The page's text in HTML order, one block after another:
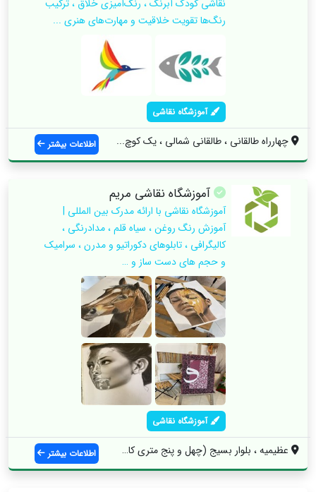
نقاشی کودک آبرنگ ، رنگ‌آمیزی خلاق ، ترکیب
رنگ‌ها تقویت خلاقیت و مهارت‌های هنری ...
آموزشگاه نقاشی
چهارراه طالقانی ، طالقانی شمالی ، یک کوچ... اطلاعات بیشتر
آموزشگاه نقاشی مریم
آموزشگاه نقاشی با ارائه مدرک بین المللی |
آموزش رنگ روغن ، سیاه قلم ، مدادرنگی ،
کالیگرافی ، تابلوهای دکوراتیو و مدرن ، سرامیک
و حجم های دست ساز و …
آموزشگاه نقاشی
عظیمیه ، بلوار بسیج (چهل و پنج متری کاج)... اطلاعات بیشتر